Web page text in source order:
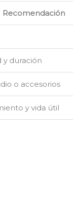
Recomendación
y duración
o accesorios
y vida útil